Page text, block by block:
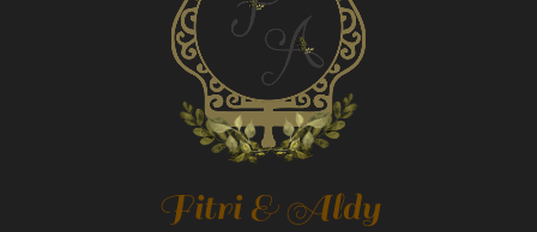
Fitri & Aldy